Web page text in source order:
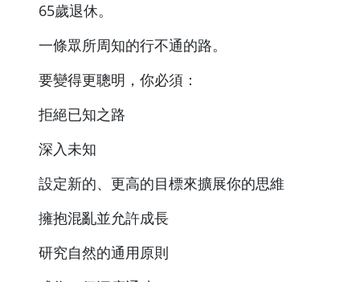
65歲退休。
一條眾所周知的行不通的路。
要變得更聰明，你必須：
拒絕已知之路
深入未知
設定新的、更高的目標來擴展你的思維
擁抱混亂並允許成長
研究自然的通用原則